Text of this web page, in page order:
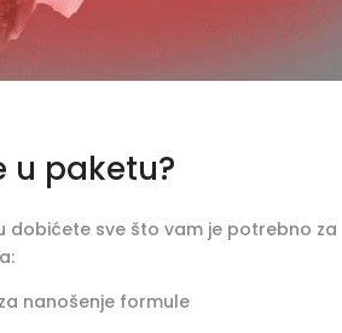
u paketu?
dobićete sve što vam je potrebno za
nanošenje formule